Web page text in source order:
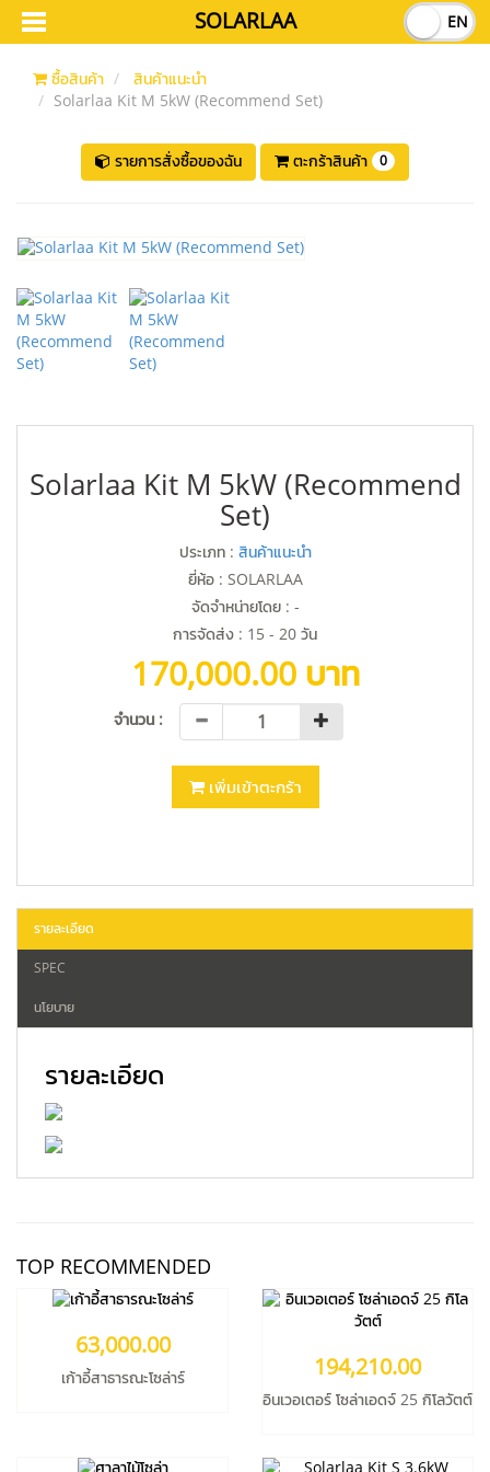
SOLARLAA EN
ซื้อสินค้า
สินค้าแนะนำ
Solarlaa Kit M 5kW (Recommend Set)
รายการสั่งซื้อของฉัน ตะกร้าสินค้า 0
Solarlaa Kit M 5kW (Recommend
Set)
ประเภท : สินค้าแนะนำ
ยี่ห้อ : SOLARLAA
จัดจำหน่ายโดย : -
การจัดส่ง : 15 - 20 วัน
170,000.00 บาท
จำนวน :
เพิ่มเข้าตะกร้า
รายละเอียด
SPEC
นโยบาย
รายละเอียด
TOP RECOMMENDED
63,000.00
เก้าอี้สาธารณะโซล่าร์
รายละเอียด
194,210.00
อินเวอเตอร์ โซล่าเอดจ์ 25 กิโลวัตต์
98,000.00
ศาลาไม้โซล่า
Solarlaa Kit S 3.6kW
(Recommend Set)